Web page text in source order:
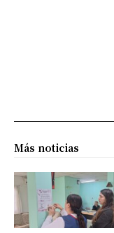
Más noticias